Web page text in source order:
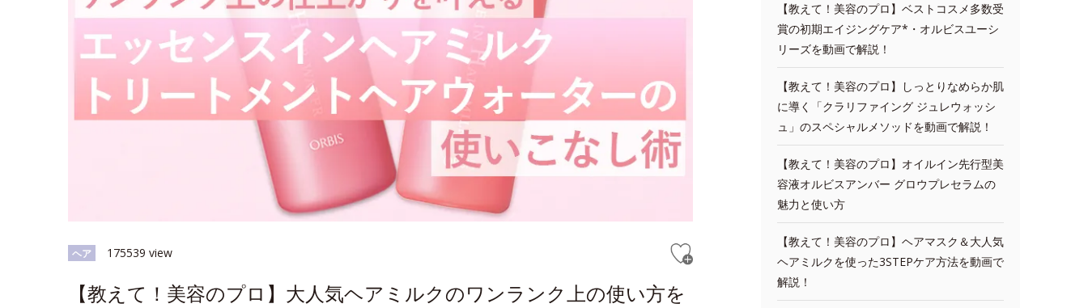
ヘア 175539 view
【教えて！美容のプロ】大人気ヘアミルクのワンランク上の使い方を
【教えて！美容のプロ】ベストコスメ多数受
賞の初期エイジングケア*・オルビスユーシ
リーズを動画で解説！
【教えて！美容のプロ】しっとりなめらか肌
に導く「クラリファイング ジュレウォッシ
ュ」のスペシャルメソッドを動画で解説！
【教えて！美容のプロ】オイルイン先行型美
容液オルビスアンバー グロウプレセラムの
魅力と使い方
【教えて！美容のプロ】ヘアマスク＆大人気
ヘアミルクを使った3STEPケア方法を動画で
解説！